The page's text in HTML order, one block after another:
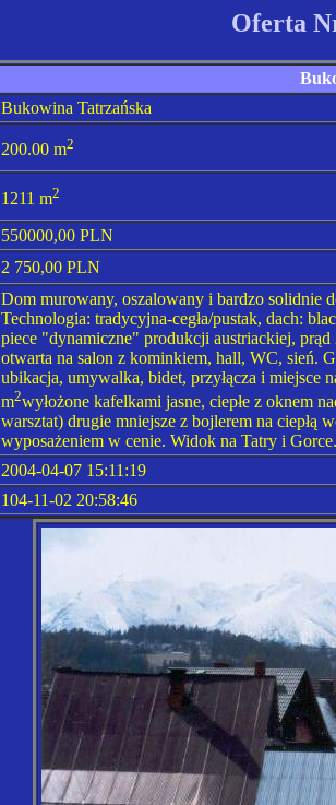
Oferta
Bukowina Tatrzańska
200.00 m2
1211 m2
550000,00 PLN
2 750,00 PLN
Dom murowany, oszalowany i bardzo solidnie
Technologia: tradycyjna-cegła/pustak, dach:
piece "dynamiczne" produkcji austriackiej,
otwarta na salon z kominkiem, hall, WC, sień.
ubikacja, umywalka, bidet, przyłącza i miejsce
m2wyłożone kafelkami jasne, ciepłe z oknem
warsztat) drugie mniejsze z bojlerem na ciepłą
wyposażeniem w cenie. Widok na Tatry i Gorce.
2004-04-07 15:11:19
104-11-02 20:58:46